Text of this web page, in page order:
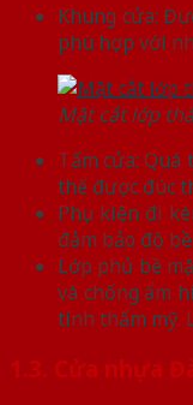
Khung cửa:
phù hợp với
Mặt cắt lớp
Tấm cửa:
thể được đúc
Phụ kiện đi
đảm bảo độ
Lớp phủ bề
và chống ẩm
tính thẩm mỹ.
1.3. Cửa nhựa